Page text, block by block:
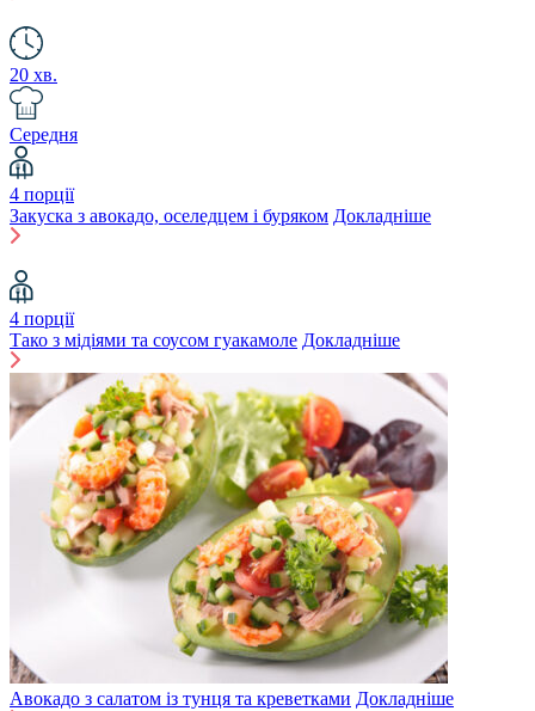
20 хв.
Середня
4 порції
Закуска з авокадо, оселедцем і буряком Докладніше
4 порції
Тако з мідіями та соусом гуакамоле Докладніше
Авокадо з салатом із тунця та креветками Докладніше